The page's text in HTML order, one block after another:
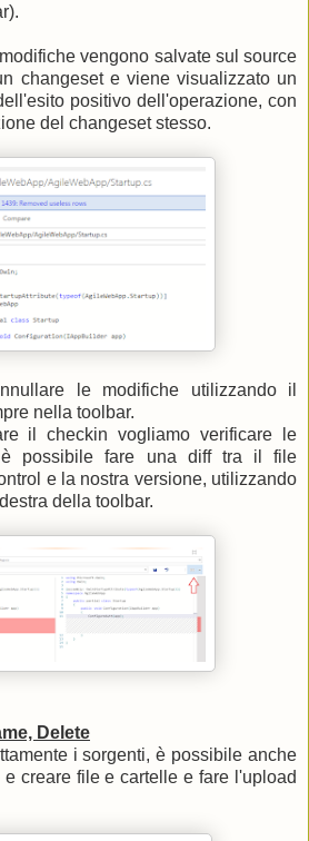
vengono salvate sul source
changeset e viene visualizzato un
positivo dell'operazione, con
del changeset stesso.
le modifiche utilizzando il
nella toolbar.
il checkin vogliamo verificare le
è possibile fare una diff tra il file
e la nostra versione, utilizzando
della toolbar.
Delete
i sorgenti, è possibile anche
creare file e cartelle e fare l'upload